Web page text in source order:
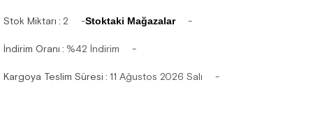
Stok Miktarı : 2 Stoktaki Mağazalar
İndirim Oranı : %42 İndirim
Kargoya Teslim Süresi : 11 Ağustos 2026 Salı